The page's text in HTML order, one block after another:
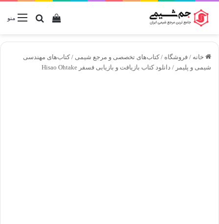
منوجستجو
دیدن سبد خرید
خانه / فروشگاه / کتاب‌های تخصصی و مرجع شیمی / کتاب‌های مهندسی
شیمی و پلیمر / دانلود کتاب بازیافت و بازیابی فسفر Hisao Ohtake